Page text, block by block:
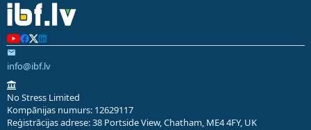
info@ibf.lv
No Stress Limited
Kompānijas numurs: 12629117
Reģistrācijas adrese: 38 Portside View, Chatham, ME4 4FY, UK